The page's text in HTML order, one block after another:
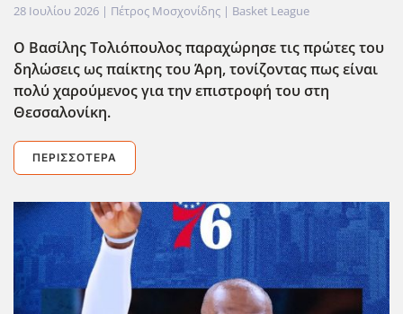
28 Ιουλίου 2026 | Πέτρος Μοσχονίδης | Basket League
Ο Βασίλης Τολιόπουλος παραχώρησε τις πρώτες του
δηλώσεις ως παίκτης του Άρη, τονίζοντας πως είναι
πολύ χαρούμενος για την επιστροφή του στη
Θεσσαλονίκη.
ΠΕΡΙΣΣΌΤΕΡΑ